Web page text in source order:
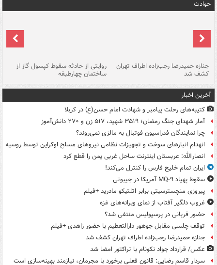
حوادث
جنازه حمیدرضا رجب‌زاده اطراف تهران
کشف شد
روایتی از حادثه سقوط کپسول گاز از
ساختمان چهارطبقه
آخرین اخبار
کتیبه‌های رحلت پیامبر و شهادت امام حسن(ع) در کربلا
آمار شهدای جنگ رمضان؛ ۳۵۱۹ شهید، ۵۱۷ زن و ۲۷۰ دانش‌آموز
چرا نمایندگان فدراسیون فوتبال به مالزی نمی‌روند؟
انهدام انبارهای سوخت و تجهیزات نظامی نیروهای مسلح اوکراین توسط روسیه
انصارالله: عربستان اینترنت ساحل غربی یمن را قطع کرد
ایران تمام خلیج فارس را کنترل می‌کند!
سقوط پهپاد MQ-۹ آمریکا در جیبوتی
پیروزی منچسترسیتی برابر اتلتیکو مادرید +فیلم
غروب دلگیر آفتاب از نمای ویرانه‌های غزه
حضور قربانی در پرسپولیس منتفی شد؟
توقف چلسی مقابل جوهور دارالتعظیم با حضور زاهدی +فیلم
جنازه حمیدرضا رجب‌زاده اطراف تهران کشف شد
عکس/ قرارداد جواد نکونام با تراکتور امضا شد
سردار قاسم رضایی: قانون فعلی برخورد با مجرمان، نیازمند بهینه‌سازی است